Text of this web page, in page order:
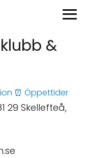
&
⏰ Öppettider
29 Skellefteå,